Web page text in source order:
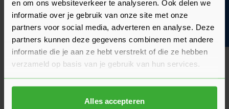
en om ons websiteverkeer te analyseren. Ook delen we
informatie over je gebruik van onze site met onze
partners voor social media, adverteren en analyse. Deze
partners kunnen deze gegevens combineren met andere
informatie die je aan ze hebt verstrekt of die ze hebben
verzameld op basis van je gebruik van hun services.
Alles accepteren
Heeft het zin om een offerte aan te vragen?
Wat is de actuele levertijd?